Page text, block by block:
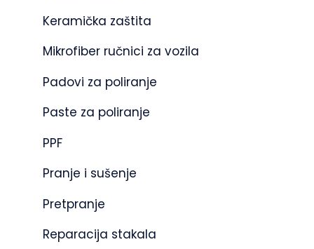
Keramička zaštita
Mikrofiber ručnici za vozila
Padovi za poliranje
Paste za poliranje
PPF
Pranje i sušenje
Pretpranje
Reparacija stakala